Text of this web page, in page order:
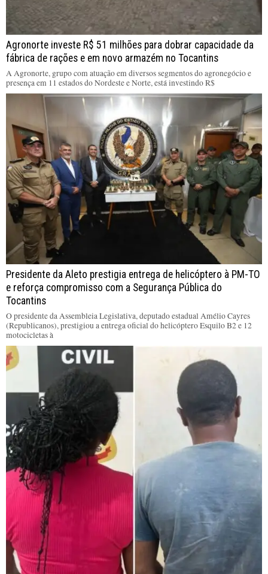
Agronorte investe R$ 51 milhões para dobrar capacidade da
fábrica de rações e em novo armazém no Tocantins
A Agronorte, grupo com atuação em diversos segmentos do agronegócio e
presença em 11 estados do Nordeste e Norte, está investindo R$
Presidente da Aleto prestigia entrega de helicóptero à PM-TO
e reforça compromisso com a Segurança Pública do
Tocantins
O presidente da Assembleia Legislativa, deputado estadual Amélio Cayres
(Republicanos), prestigiou a entrega oficial do helicóptero Esquilo B2 e 12
motocicletas à